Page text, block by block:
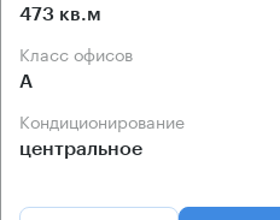
473 кв.м
Класс офисов
А
Кондиционирование
центральное